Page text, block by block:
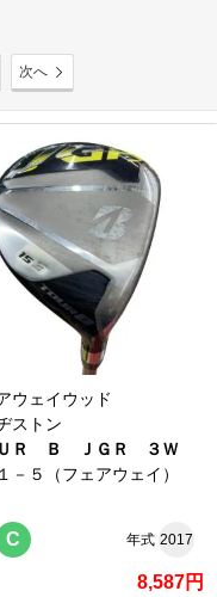
次へ
ウェイウッド
ストン
ＵＲ Ｂ ＪＧＲ ３Ｗ
－５（フェアウェイ）
C 年式 2017
8,587円